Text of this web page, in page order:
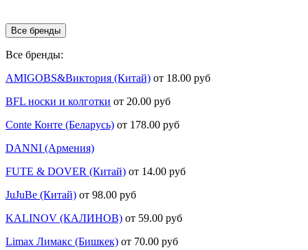
Все бренды
Все бренды:
AMIGOBS&Виктория (Китай) от 18.00 руб
BFL носки и колготки от 20.00 руб
Conte Конте (Беларусь) от 178.00 руб
DANNI (Армения)
FUTE & DOVER (Китай) от 14.00 руб
JuJuBe (Китай) от 98.00 руб
KALINOV (КАЛИНОВ) от 59.00 руб
Limax Лимакс (Бишкек) от 70.00 руб